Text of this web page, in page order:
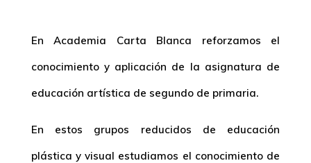
En Academia Carta Blanca reforzamos el
conocimiento y aplicación de la asignatura de
educación artística de segundo de primaria.
En estos grupos reducidos de educación
plástica y visual estudiamos el conocimiento de